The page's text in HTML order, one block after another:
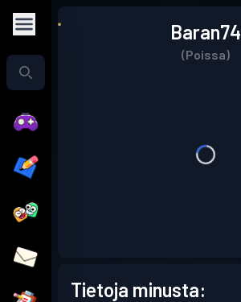
Baran74
(Poissa)
Tietoja minusta: